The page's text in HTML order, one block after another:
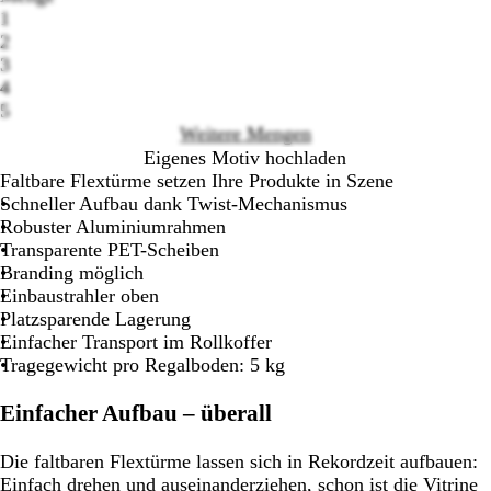
1
2
3
4
5
Weitere Mengen
Eigenes Motiv hochladen
Faltbare Flextürme setzen Ihre Produkte in Szene
Schneller Aufbau dank Twist-Mechanismus
Robuster Aluminiumrahmen
Transparente PET-Scheiben
Branding möglich
Einbaustrahler oben
Platzsparende Lagerung
Einfacher Transport im Rollkoffer
Tragegewicht pro Regalboden: 5 kg
Einfacher Aufbau – überall
Die faltbaren Flextürme lassen sich in Rekordzeit aufbauen:
Einfach drehen und auseinanderziehen, schon ist die Vitrine